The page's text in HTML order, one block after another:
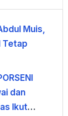
Muis,
Tetap
dan
Ikut